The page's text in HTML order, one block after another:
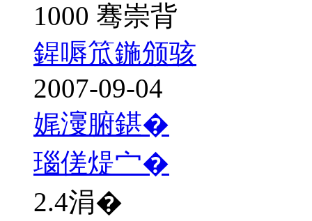
1000 骞崇背
鍟嗕笟鍦颁骇
2007-09-04
娓濅腑鍖�
瑙傞煶宀�
2.4涓�